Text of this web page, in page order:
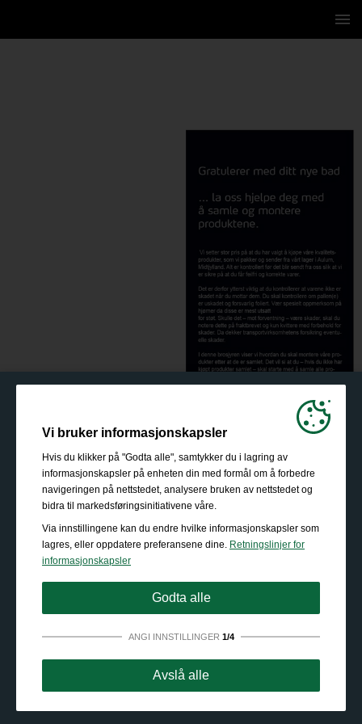
Vi bruker informasjonskapsler
Hvis du klikker på "Godta alle", samtykker du i lagring av
informasjonskapsler på enheten din med formål om å forbedre
navigeringen på nettstedet, analysere bruken av nettstedet og
bidra til markedsføringsinitiativene våre.
Via innstillingene kan du endre hvilke informasjonskapsler som
lagres, eller oppdatere preferansene dine. Retningslinjer for
informasjonskapsler
Godta alle
ANGI INNSTILLINGER 1/4
Disse informasjonskapslene er
Avslå alle